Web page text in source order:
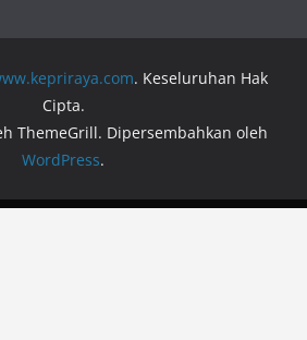
. Keseluruhan Hak
Cipta.
ThemeGrill. Dipersembahkan oleh
WordPress.